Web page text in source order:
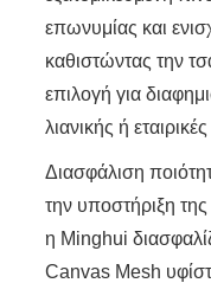
επωνυμίας και
καθιστώντας την
επιλογή για
λιανικής ή
Διασφάλιση
την υποστήριξη
η Minghui
Canvas Mesh